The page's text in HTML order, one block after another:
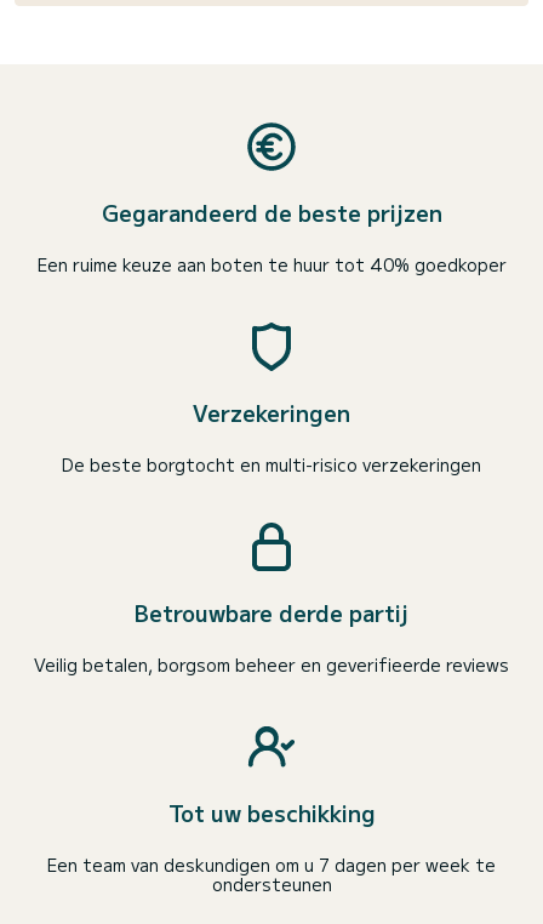
Gegarandeerd de beste prijzen
Een ruime keuze aan boten te huur tot 40% goedkoper
Verzekeringen
De beste borgtocht en multi-risico verzekeringen
Betrouwbare derde partij
Veilig betalen, borgsom beheer en geverifieerde reviews
Tot uw beschikking
Een team van deskundigen om u 7 dagen per week te
ondersteunen